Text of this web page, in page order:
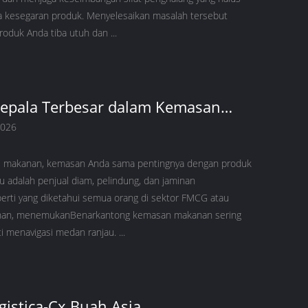
kesegaran produk. Menyelesaikan masalah tersebut
Anda tiba utuh dan ...
Terbesar dalam Kemasan
Cara Mengatasinya) PT.1
kemasan Anda sama pentingnya dengan produk
adalah penjual diam, pelindung, dan jaminan
yang diketahui semua orang di sektor FMCG atau
menemukanBenarkantong kemasan makanan sering
menavigasi medan ranjau. ...